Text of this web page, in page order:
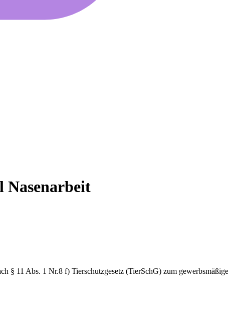
Nasenarbeit
§ 11 Abs. 1 Nr.8 f) Tierschutzgesetz (TierSchG) zum